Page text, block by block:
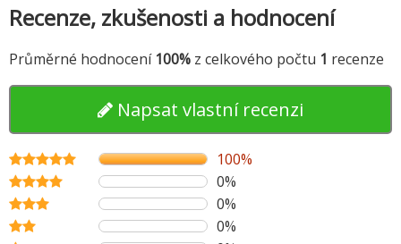
Recenze, zkušenosti a hodnocení
Průměrné hodnocení 100% z celkového počtu 1 recenze
Napsat vlastní recenzi
100%
0%
0%
0%